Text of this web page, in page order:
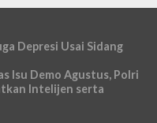
Depresi Usai Sidang
Isu Demo Agustus, Polri
Intelijen serta